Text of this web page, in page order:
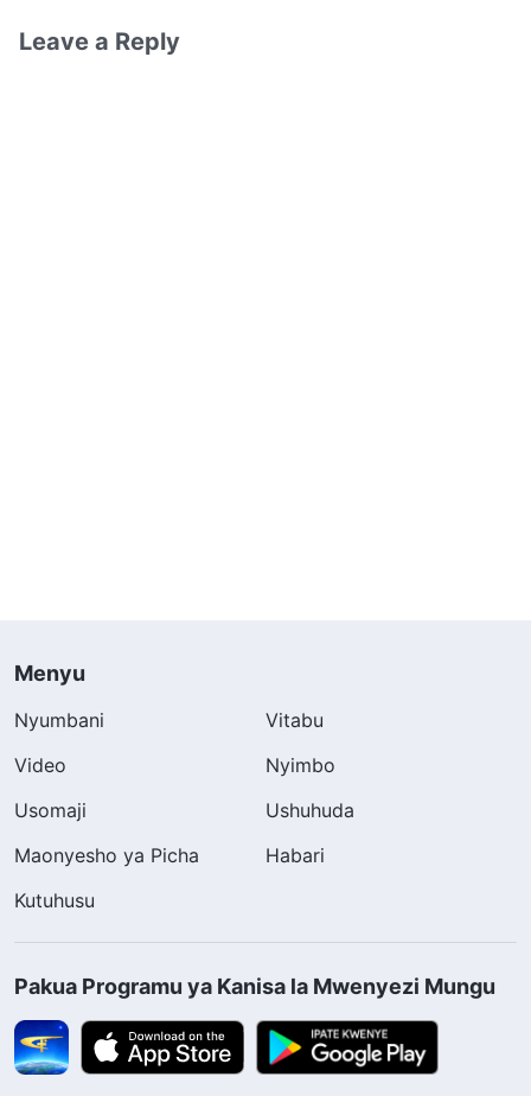
Leave a Reply
Menyu
Nyumbani
Vitabu
Video
Nyimbo
Usomaji
Ushuhuda
Maonyesho ya Picha
Habari
Kutuhusu
Pakua Programu ya Kanisa la Mwenyezi Mungu